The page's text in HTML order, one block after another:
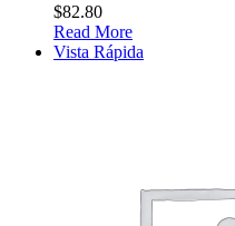
$82.80
Read More
Vista Rápida